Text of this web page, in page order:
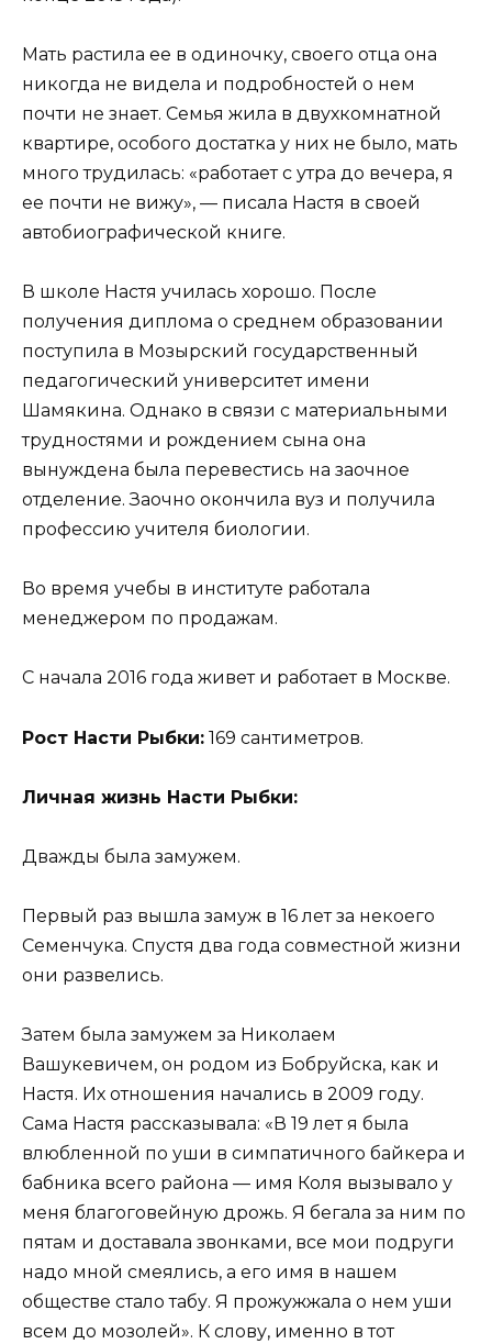
Мать растила ее в одиночку, своего отца она
никогда не видела и подробностей о нем
почти не знает. Семья жила в двухкомнатной
квартире, особого достатка у них не было, мать
много трудилась: «работает с утра до вечера, я
ее почти не вижу», — писала Настя в своей
автобиографической книге.
В школе Настя училась хорошо. После
получения диплома о среднем образовании
поступила в Мозырский государственный
педагогический университет имени
Шамякина. Однако в связи с материальными
трудностями и рождением сына она
вынуждена была перевестись на заочное
отделение. Заочно окончила вуз и получила
профессию учителя биологии.
Во время учебы в институте работала
менеджером по продажам.
С начала 2016 года живет и работает в Москве.
Рост Насти Рыбки: 169 сантиметров.
Личная жизнь Насти Рыбки:
Дважды была замужем.
Первый раз вышла замуж в 16 лет за некоего
Семенчука. Спустя два года совместной жизни
они развелись.
Затем была замужем за Николаем
Вашукевичем, он родом из Бобруйска, как и
Настя. Их отношения начались в 2009 году.
Сама Настя рассказывала: «В 19 лет я была
влюбленной по уши в симпатичного байкера и
бабника всего района — имя Коля вызывало у
меня благоговейную дрожь. Я бегала за ним по
пятам и доставала звонками, все мои подруги
надо мной смеялись, а его имя в нашем
обществе стало табу. Я прожужжала о нем уши
всем до мозолей». К слову, именно в тот